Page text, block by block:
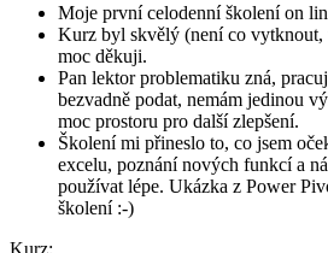
Moje první celodenní školení on
Kurz byl skvělý (není co vytknout,
moc děkuji.
Pan lektor problematiku zná,
bezvadně podat, nemám jedinou
moc prostoru pro další zlepšení.
Školení mi přineslo to, co jsem
excelu, poznání nových funkcí a
používat lépe. Ukázka z Power
školení :-)
Kurz: